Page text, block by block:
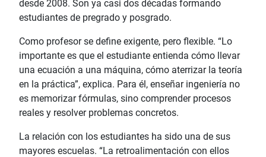
desde 2008. Son ya casi dos décadas formando
estudiantes de pregrado y posgrado.
Como profesor se define exigente, pero flexible. “Lo
importante es que el estudiante entienda cómo llevar
una ecuación a una máquina, cómo aterrizar la teoría
en la práctica”, explica. Para él, enseñar ingeniería no
es memorizar fórmulas, sino comprender procesos
reales y resolver problemas concretos.
La relación con los estudiantes ha sido una de sus
mayores escuelas. “La retroalimentación con ellos